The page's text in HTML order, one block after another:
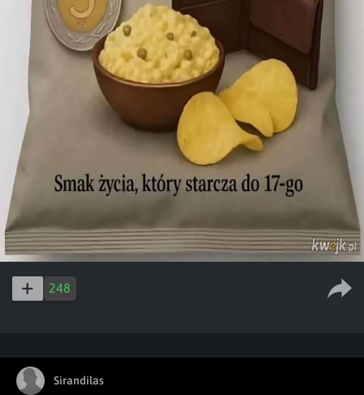
248
Sirandilas